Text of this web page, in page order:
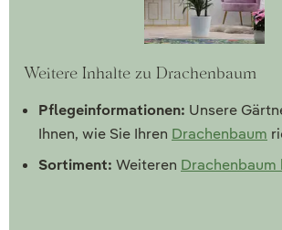
Weitere Inhalte zu Drachenbaum
Pflegeinformationen: Unsere
Ihnen, wie Sie Ihren Drachenbaum
Sortiment: Weiteren Drachenbaum